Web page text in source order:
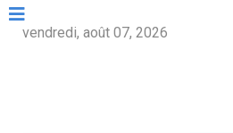
vendredi, août 07, 2026